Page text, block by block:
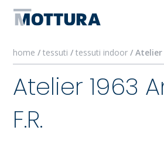
home /tessuti/tessuti indoor/ Atelier
Atelier 1963
F.R.